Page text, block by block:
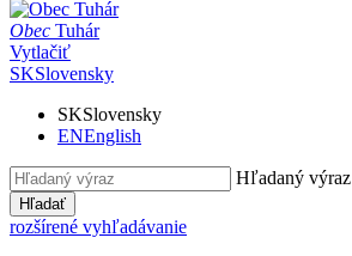
Obec Tuhár
Vytlačiť
SKSlovensky
SKSlovensky
ENEnglish
Hľadaný výraz
Hľadať
rozšírené vyhľadávanie